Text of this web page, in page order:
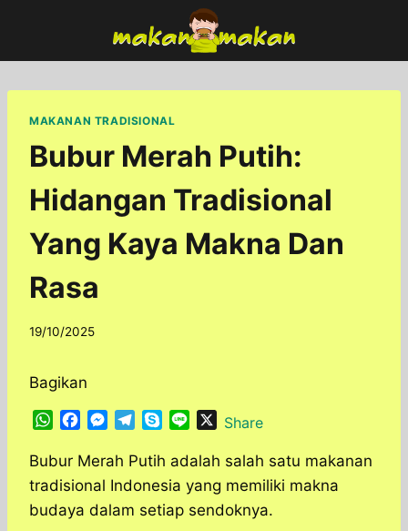
content
MAKANAN TRADISIONAL
Bubur Merah Putih:
Hidangan Tradisional
Yang Kaya Makna Dan
Rasa
By
19/10/2025
Bagikan
W
a
t
s
A
c
e
o
M
s
s
e
n
l
e
y
p
e
n
e
XShare
Bubur Merah Putih adalah salah satu makanan
tradisional Indonesia yang memiliki makna
budaya dalam setiap sendoknya.